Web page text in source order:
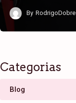
By RodrigoDobre
Categorias
Blog